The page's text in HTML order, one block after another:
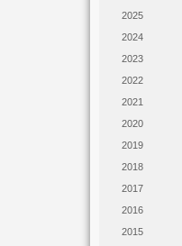
2025
2024
2023
2022
2021
2020
2019
2018
2017
2016
2015